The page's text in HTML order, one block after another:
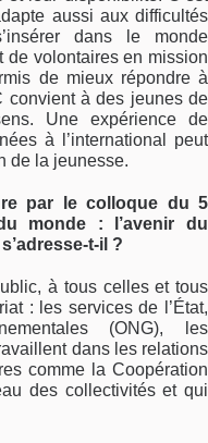
aussi aux difficultés
dans le monde
de volontaires en mission
de mieux répondre à
convient à des jeunes de
Une expérience de
à l’international peut
de la jeunesse.
par le colloque du 5
monde : l’avenir du
t-il ?
à tous celles et tous
: les services de l’État,
(ONG), les
dans les relations
comme la Coopération
des collectivités et qui